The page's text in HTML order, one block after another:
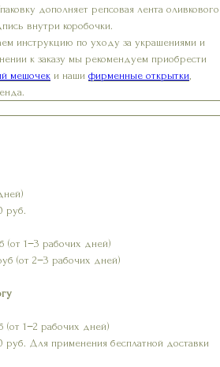
дополняет репсовая лента оливкового
внутри коробочки.
инструкцию по уходу за украшениями и
к заказу мы рекомендуем приобрести
мешочек и наши фирменные открытки
руб.
(от 1−3 рабочих дней)
(от 2−3 рабочих дней)
(от 1−2 рабочих дней)
руб. Для применения бесплатной доставки